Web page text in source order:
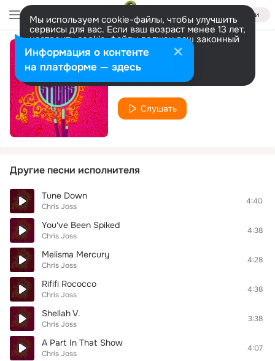
Войти
Мы используем cookie-файлы, чтобы улучшить
сервисы для вас. Если ваш возраст менее 13 лет,
настроить cookie-файлы должен ваш законный
представитель. Больше информации
Разрешить все Настроить
Bakara
Chris Joss
Слушать
Другие песни исполнителя
Tune Down
Chris Joss
4:40
You've Been Spiked
Chris Joss
4:38
Melisma Mercury
Chris Joss
4:28
Rififi Rococco
Chris Joss
4:38
Shellah V.
Chris Joss
3:38
A Part In That Show
Chris Joss
4:07
Информация о контенте
на платформе — здесь